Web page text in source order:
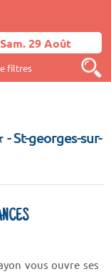
filtres
- St-georges-sur-
vous ouvre ses